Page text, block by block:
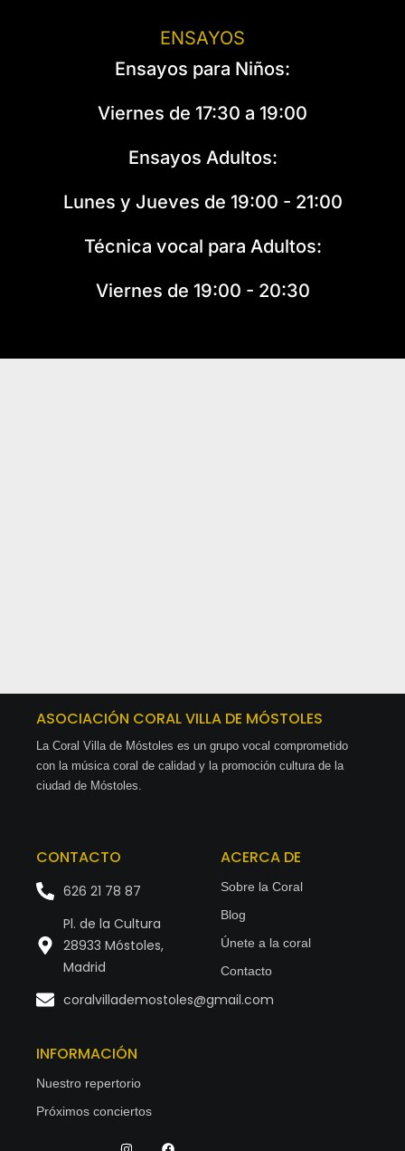
ENSAYOS
Ensayos para Niños:
Viernes de 17:30 a 19:00
Ensayos Adultos:
Lunes y Jueves de 19:00 - 21:00
Técnica vocal para Adultos:
Viernes de 19:00 - 20:30
ASOCIACIÓN CORAL VILLA DE MÓSTOLES
La Coral Villa de Móstoles es un grupo vocal comprometido
con la música coral de calidad y la promoción cultura de la
ciudad de Móstoles.
CONTACTO
626 21 78 87
Pl. de la Cultura
28933 Móstoles,
Madrid
coralvillademostoles@gmail.com
ACERCA DE
Sobre la Coral
Blog
Únete a la coral
Contacto
INFORMACIÓN
Nuestro repertorio
Próximos conciertos